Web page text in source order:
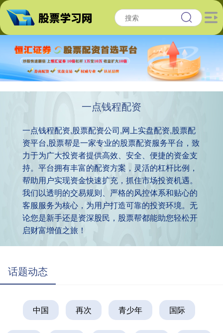
一点钱程配资
一点钱程配资,股票配资公司,网上实盘配资,股票配
资平台,股票帮是一家专业的股票配资服务平台，致
力于为广大投资者提供高效、安全、便捷的资金支
持。平台拥有丰富的配资方案，灵活的杠杆比例，
帮助用户实现资金快速扩充，抓住市场投资机遇。
我们以透明的交易规则、严格的风控体系和贴心的
客服服务为核心，为用户打造可靠的投资环境。无
论您是新手还是资深股民，股票帮都能助您轻松开
启财富增值之旅！
话题动态
中国 再次 青少年 国际